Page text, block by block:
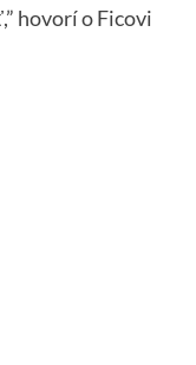
hovorí o Ficovi